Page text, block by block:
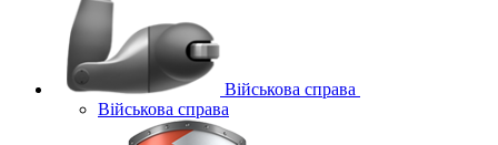
Військова справа
Військова справа